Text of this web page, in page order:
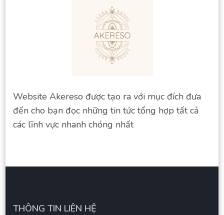
Website Akereso được tạo ra với mục đích đưa
đến cho bạn đọc những tin tức tổng hợp tất cả
các lĩnh vực nhanh chóng nhất
THÔNG TIN LIÊN HỆ